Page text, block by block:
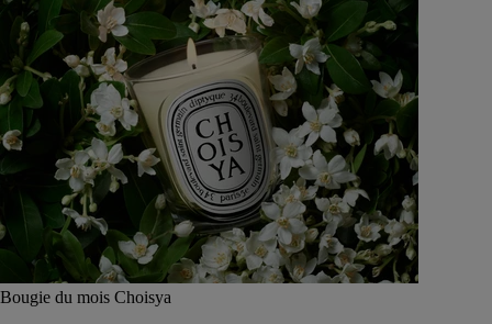
Bougie du mois Choisya